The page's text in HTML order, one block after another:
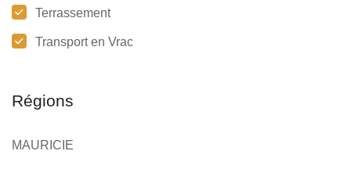
Terrassement
Transport en Vrac
Régions
MAURICIE